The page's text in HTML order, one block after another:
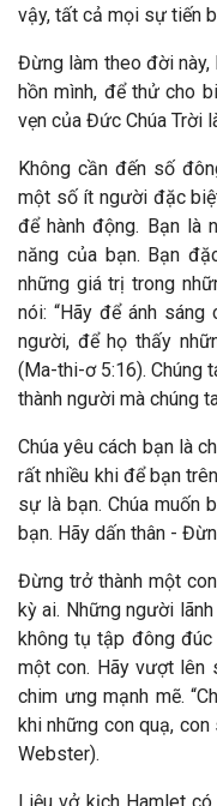
vậy, tất cả mọi sự tiến
Đừng làm theo đời
hồn mình, để thử cho
vẹn của Đức Chúa Trời
Không cần đến số
một số ít người đặc
để hành động. Bạn là
năng của bạn. Bạn
những giá trị trong
nói: “Hãy để ánh
người, để họ thấy
(Ma-thi-ơ 5:16). Chúng
thành người mà chúng
Chúa yêu cách bạn là
rất nhiều khi để bạn
sự là bạn. Chúa muốn
bạn. Hãy dấn thân -
Đừng trở thành một
kỳ ai. Những người
không tụ tập đông
một con. Hãy vượt lên
chim ưng mạnh mẽ.
khi những con quạ,
Webster).